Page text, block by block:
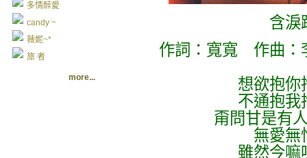
多情醉愛
candy ~
薇妮~*
旅 者
more...
含淚
作詞：寬寬 作曲：
想欲抱你
不通抱我
甭問甘是有
無愛無
雖然今嘛